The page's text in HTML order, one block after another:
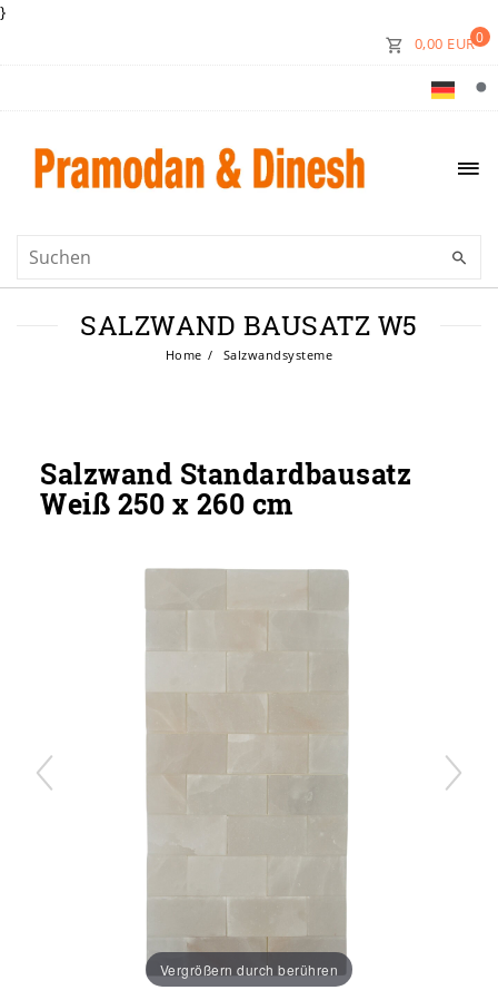
}
0
0,00 EUR
SALZWAND BAUSATZ W5
Home Salzwandsysteme
Salzwand Standardbausatz
Weiß 250 x 260 cm
Vergrößern durch berühren